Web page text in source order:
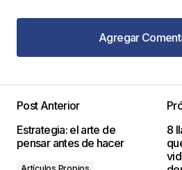
Agregar
Agregar
publicada. Los campos
marcados con*
Post Anterior
Estrategia: el arte de
pensar antes de hacer
8